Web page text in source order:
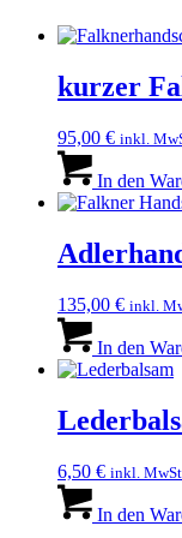
kurzer
95,00 € inkl.
In den
135,00 € inkl.
In den
6,50 € inkl. MwSt.
In den